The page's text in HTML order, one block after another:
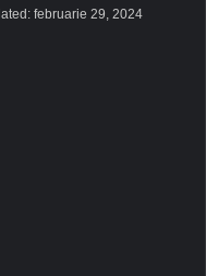
februarie 29, 2024